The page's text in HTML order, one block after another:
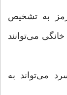
به تشخیص
می‌توانند
می‌تواند به